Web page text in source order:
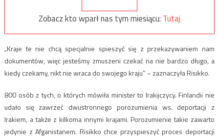
Zobacz kto wparł nas tym miesiącu: Tutaj
„Kraje te nie chcą specjalnie spieszyć się z przekazywaniem nam
dokumentów, więc jesteśmy zmuszeni czekać na nie bardzo długo, a
kiedy czekamy, nikt nie wraca do swojego kraju” – zaznaczyła Risikko.
800 osób z tych, o których mówiła minister to Irakijczycy. Finlandii nie
udało się zawrzeć dwustronnego porozumienia ws. deportacji z
Irakiem, a także z kilkoma innymi krajami. Porozumienie takie zawarto
jedynie z Afganistanem. Risikko chce przyspieszyć proces deportacji